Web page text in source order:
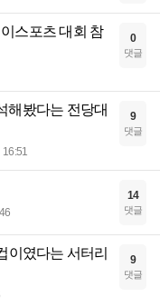
스포츠 대회 참
0
댓글
해봤다는 전당대
16:51
9
댓글
14
댓글
이였다는 서터리
9
댓글